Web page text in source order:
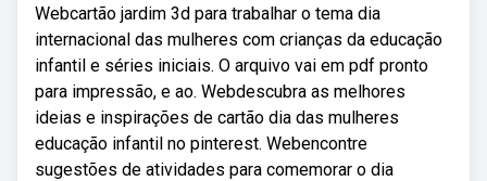
Webcartão jardim 3d para trabalhar o tema dia
internacional das mulheres com crianças da educação
infantil e séries iniciais. O arquivo vai em pdf pronto
para impressão, e ao. Webdescubra as melhores
ideias e inspirações de cartão dia das mulheres
educação infantil no pinterest. Webencontre
sugestões de atividades para comemorar o dia